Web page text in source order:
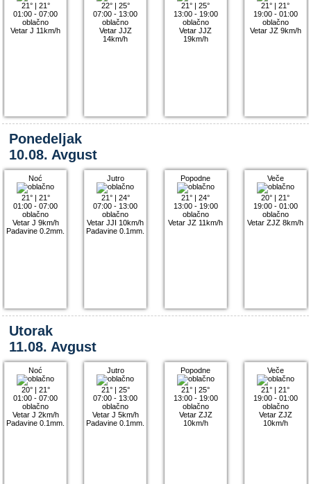
21°| 21°
01:00 - 07:00
oblačno
Vetar J 11km/h
22°| 25°
07:00 - 13:00
oblačno
Vetar JJZ
14km/h
21° |25°
13:00 - 19:00
oblačno
Vetar JJZ
19km/h
21° |21°
19:00 - 01:00
oblačno
Vetar JZ 9km/h
Ponedeljak
10.08. Avgust
Noć
21°| 21°
01:00 - 07:00
oblačno
Vetar J 9km/h
Padavine 0.2mm.
Jutro
21°| 24°
07:00 - 13:00
oblačno
Vetar JJI 10km/h
Padavine 0.1mm.
Popodne
21° |24°
13:00 - 19:00
oblačno
Vetar JZ 11km/h
Veče
20° |21°
19:00 - 01:00
oblačno
Vetar ZJZ 8km/h
Utorak
11.08. Avgust
Noć
20°| 21°
01:00 - 07:00
oblačno
Vetar J 2km/h
Padavine 0.1mm.
Jutro
21°| 25°
07:00 - 13:00
oblačno
Vetar J 5km/h
Padavine 0.1mm.
Popodne
21° |25°
13:00 - 19:00
oblačno
Vetar ZJZ
10km/h
Veče
21° |21°
19:00 - 01:00
oblačno
Vetar ZJZ
10km/h